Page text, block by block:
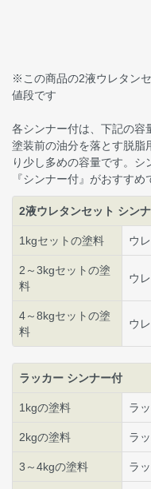
※この商品の2液ウレタン
値段です
各シンナー付は、下記の容
塗装前の油分を落とす脱脂
り少し多めの容量です。
『シンナー付』がおすすめ
2液ウレタンセット シン
1kgセットの塗料 ウ
2～3kgセットの塗
料
ウ
4～8kgセットの塗
料
ウ
ラッカー シンナー付
1kgの塗料 ラ
2kgの塗料 ラ
3～4kgの塗料 ラ